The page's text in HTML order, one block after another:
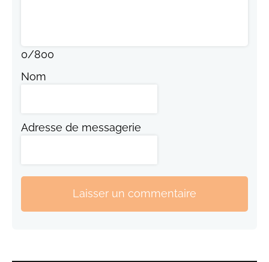
0/800
Nom
Adresse de messagerie
Laisser un commentaire